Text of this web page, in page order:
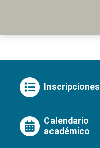
Inscripciones
Calendario
académico